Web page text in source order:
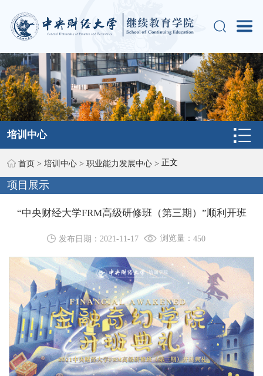
培训中心
首页 > 培训中心 > 职业能力发展中心 > 正文
项目展示
“中央财经大学FRM高级研修班（第三期）”顺利开班
发布日期：2021-11-17 浏览量： 450